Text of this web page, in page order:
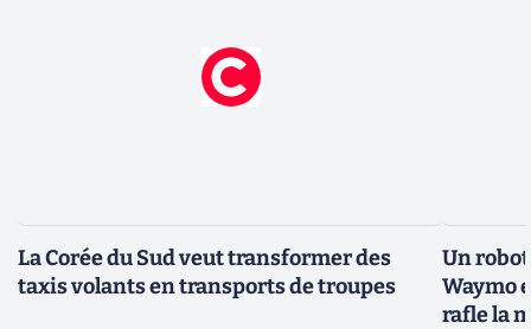
La Corée du Sud veut transformer des
taxis volants en transports de troupes
Un
Waymo
rafle la